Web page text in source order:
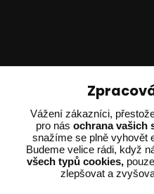
Ing. Adam Dvořák
+420 602 234
(Po-Pá 8:00 -
potrebujiporadit@dvorak-
Vážení zákazníci,
pro nás ochrana vašich
snažíme se plně vyhovět
Budeme velice rádi, když
všech typů cookies,
zlepšovat a